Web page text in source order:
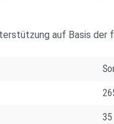
auf Basis
35